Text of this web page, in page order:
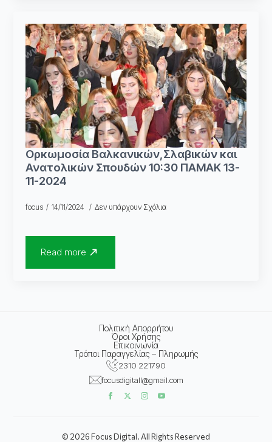
Ορκωμοσία Βαλκανικών,Σλαβικών και
Ανατολικών Σπουδών 10:30 ΠΑΜΑΚ 13-
11-2024
focus 14/11/2024 Δεν υπάρχουν Σχόλια
Read more
Πολιτική Απορρήτου
Όροι Χρήσης
Επικοινωνία
Τρόποι Παραγγελίας – Πληρωμής
2310 221790
focusdigitall@gmail.com
© 2026 Focus Digital. All Rights Reserved